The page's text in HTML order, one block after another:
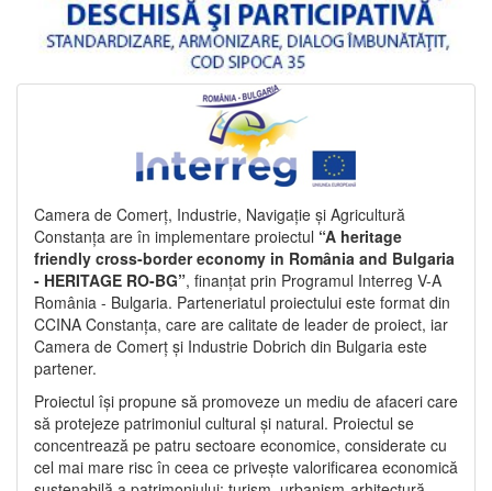
Camera de Comerț, Industrie, Navigație și Agricultură
Constanța are în implementare proiectul “A heritage
friendly cross-border economy in România and Bulgaria
- HERITAGE RO-BG”, finanțat prin Programul Interreg V-A
România - Bulgaria. Parteneriatul proiectului este format din
CCINA Constanța, care are calitate de leader de proiect, iar
Camera de Comerț și Industrie Dobrich din Bulgaria este
partener.
Proiectul își propune să promoveze un mediu de afaceri care
să protejeze patrimoniul cultural și natural. Proiectul se
concentrează pe patru sectoare economice, considerate cu
cel mai mare risc în ceea ce privește valorificarea economică